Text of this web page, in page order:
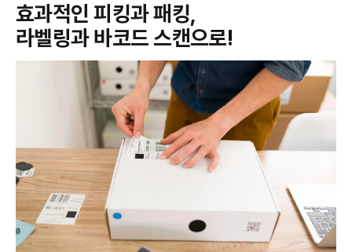
효과적인 피킹과 패킹,
라벨링과 바코드 스캔으로!